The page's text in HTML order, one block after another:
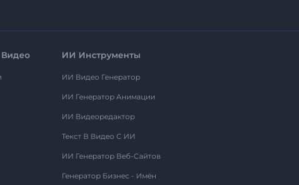
ИИ Инструменты
ИИ Видео Генератор
ИИ Генератор Анимации
ИИ Видеоредактор
Текст В Видео С ИИ
ИИ Генератор Веб-Сайтов
Генератор Бизнес - Имён